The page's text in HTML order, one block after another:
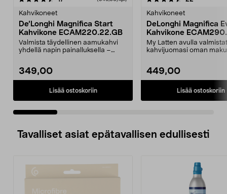
Kahvikoneet
De’Longhi Magnifica Start
Kahvikone ECAM220.22.GB
Valmista täydellinen aamukahvi
yhdellä napin painalluksella –
349,00
Lisää ostoskoriin
Kahvikoneet
DeLonghi Magnifica
Kahvikone
My Latten avulla valmistat
kahvijuomasi oman
449,00
Lisää ostoskoriin
Tavalliset asiat epätavallisen edullisesti